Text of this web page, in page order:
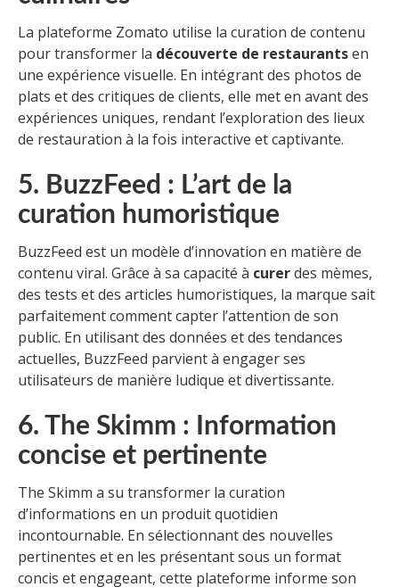
La plateforme Zomato utilise la curation de contenu
pour transformer la découverte de restaurantsen
une expérience visuelle. En intégrant des photos de
plats et des critiques de clients, elle met en avant des
expériences uniques, rendant l’exploration des lieux
de restauration à la fois interactive et captivante.
5. BuzzFeed : L’art de la
curation humoristique
BuzzFeed est un modèle d’innovation en matière de
contenu viral. Grâce à sa capacité à curerdes mèmes,
des tests et des articles humoristiques, la marque sait
parfaitement comment capter l’attention de son
public. En utilisant des données et des tendances
actuelles, BuzzFeed parvient à engager ses
utilisateurs de manière ludique et divertissante.
6. The Skimm : Information
concise et pertinente
The Skimm a su transformer la curation
d’informations en un produit quotidien
incontournable. En sélectionnant des nouvelles
pertinentes et en les présentant sous un format
concis et engageant, cette plateforme informe son